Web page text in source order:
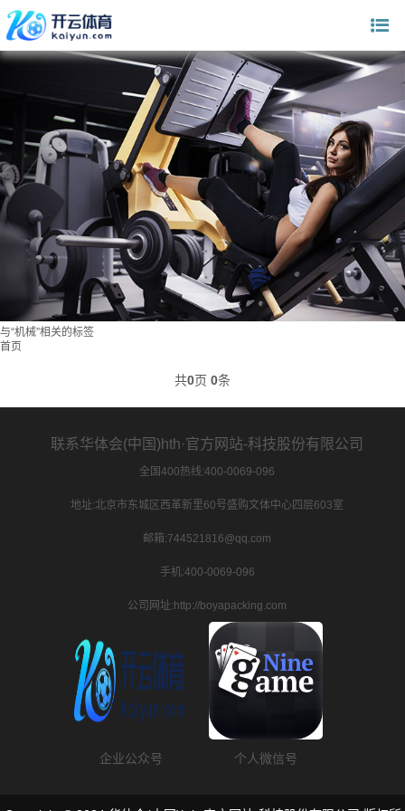
与“机械”相关的标签
首页
共0页 0条
联系华体会(中国)hth·官方网站-科技股份有限公司
全国400热线:400-0069-096
地址:北京市东城区西革新里60号盛购文体中心四层603室
邮箱:744521816@qq.com
手机:400-0069-096
公司网址:http://boyapacking.com
企业公众号 个人微信号